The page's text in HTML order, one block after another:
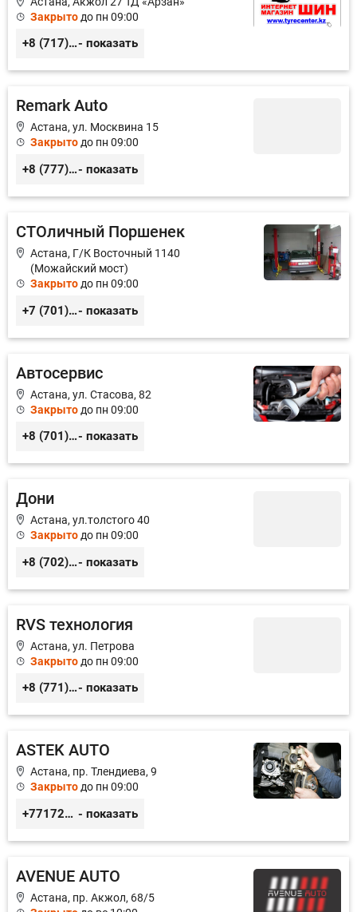
Закрыто до пн 09:00
+8 (717) 272-70-54- показать
Remark Auto
Астана, ул. Москвина 15
Закрытодо пн 09:00
+8 (777) 014-22-24- показать
СТОличный Поршенек
Астана, Г/К Восточный 1140
(Можайский мост)
Закрыто до пн 09:00
+7 (701) 953-03-41- показать
Автосервис
Астана, ул. Стасова, 82
Закрыто до пн 09:00
+8 (701) 639-66-75- показать
Дони
Астана, ул.толстого 40
Закрыто до пн 09:00
+8 (702) 441-80-80 Hуслан- показать
RVS технология
Астана, ул. Петрова
Закрыто до пн 09:00
+8 (771)299-57-58- показать
ASTEK AUTO
Астана, пр. Тлендиева, 9
Закрыто до пн 09:00
+77172944444 - показать
AVENUE AUTO
Астана, пр. Акжол, 68/5